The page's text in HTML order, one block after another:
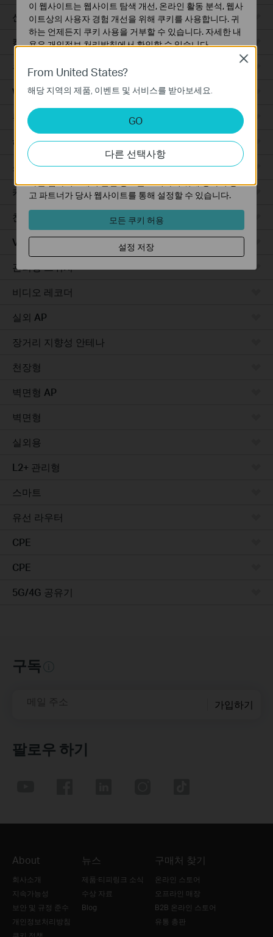
산업용
캠퍼스
유선 라우터
WiFi 라우터
통합 라우터
하드웨어
소프트웨어
카메라
천장형 AP
VPN 라우터
관리형 스위치
비디오 레코더
실외 AP
장거리 지향성 안테나
천장형
벽면형 AP
벽면형
실외용
L2+ 관리형
스마트
유선 라우터
CPE
CPE
5G/4G 공유기
구독
메일 주소 가입하기
팔로우 하기
About
회사소개
지속가능성
보안 및 규정 준수
개인정보처리방침
뉴스
제품·티피링크 소식
수상 자료
Blog
구매처 찾기
온라인 스토어
오프라인 매장
B2B 온라인 스토어
유통 총판
From United States?
해당 지역의 제품, 이벤트 및 서비스를 받아보세요.
GO
다른 선택사항
Close
이 웹사이트는 웹사이트 탐색 개선, 온라인 활동 분석, 웹사
이트상의 사용자 경험 개선을 위해 쿠키를 사용합니다. 귀
하는 언제든지 쿠키 사용을 거부할 수 있습니다. 자세한 내
용은개인정보 처리방침에서 확인할 수 있습니다.
이 쿠키는 웹사이트가 작동하는 데 필요하며 사용자의 시
스템에서 비활성화할 수 없습니다.
분석 및 마케팅 쿠키
분석 쿠키는 웹사이트의 기능을 개선하고 조정하기 위해
웹사이트에서의 사용자 활동을 분석하는 데 사용하는 쿠키
입니다.
마케팅 쿠키는 귀하의 관심사에 대한 프로필을 생성하고
다른 웹사이트에서 관련 광고를 표시하기 위해 당사의 광
고 파트너가 당사 웹사이트를 통해 설정할 수 있습니다.
모든 쿠키 허용
설정 저장